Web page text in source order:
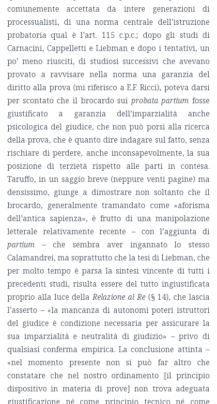
comunemente accettata da intere generazioni di
processualisti, di una norma centrale dell’istruzione
probatoria qual è l’art. 115 c.p.c.; dopo gli studi di
Carnacini, Cappelletti e Liebman e dopo i tentativi, un
po’ meno riusciti, di studiosi successivi che avevano
provato a ravvisare nella norma una garanzia del
diritto alla prova (mi riferisco a E.F. Ricci), poteva darsi
per scontato che il brocardo sui probata partium fosse
giustificato a garanzia dell’imparzialità anche
psicologica del giudice, che non può porsi alla ricerca
della prova, che è quanto dire indagare sul fatto, senza
rischiare di perdere, anche inconsapevolmente, la sua
posizione di terzietà rispetto alle parti in contesa.
Taruffo, in un saggio breve (neppure venti pagine) ma
densissimo, giunge a dimostrare non soltanto che il
brocardo, generalmente tramandato come «aforisma
dell’antica sapienza», è frutto di una manipolazione
letterale relativamente recente – con l’aggiunta di
partium – che sembra aver ingannato lo stesso
Calamandrei, ma soprattutto che la tesi di Liebman, che
per molto tempo è parsa la sintesi vincente di tutti i
precedenti studi, risulta essere del tutto ingiustificata
proprio alla luce dellaRelazione al Re(§ 14), che lascia
l’asserto – «la mancanza di autonomi poteri istruttori
del giudice è condizione necessaria per assicurare la
sua imparzialità e neutralità di giudizio» – privo di
qualsiasi conferma empirica. La conclusione attinta –
«nel momento presente non si può far altro che
constatare che nel nostro ordinamento [il principio
dispositivo in materia di prove] non trova adeguata
giustificazione né come principio tecnico né come